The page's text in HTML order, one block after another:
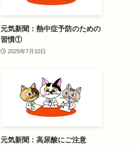
元気新聞：熱中症予防のための
習慣①
2025年7月10日
元気新聞：高尿酸にご注意